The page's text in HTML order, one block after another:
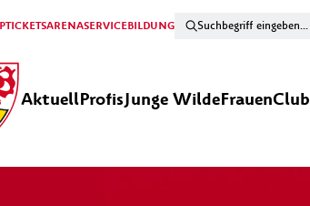
TICKETSARENASERVICEBILDUNG
AktuellProfisJunge WildeFrauenClub